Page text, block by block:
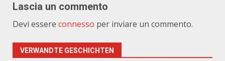
Lascia un commento
Devi essere connesso per inviare un commento.
VERWANDTE GESCHICHTEN